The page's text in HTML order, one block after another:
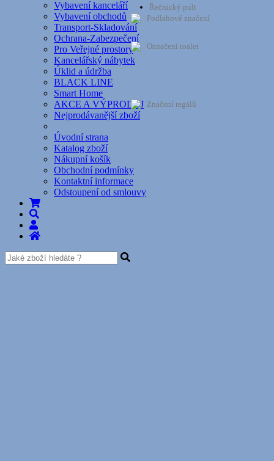
Označení toalet
Značení regálů
Řečnický pult
Podlahové značení
Vybavení kanceláří
Vybavení obchodů
Transport-Skladování
Ochrana-Zabezpečení
Pro Veřejné prostory
Kancelářský nábytek
Úklid a údržba
BLACK LINE
Smart Home
AKCE A VÝPRODEJ
Nejprodávanější zboží
Úvodní strana
Katalog zboží
Nákupní košík
Obchodní podmínky
Kontaktní informace
Odstoupení od smlouvy